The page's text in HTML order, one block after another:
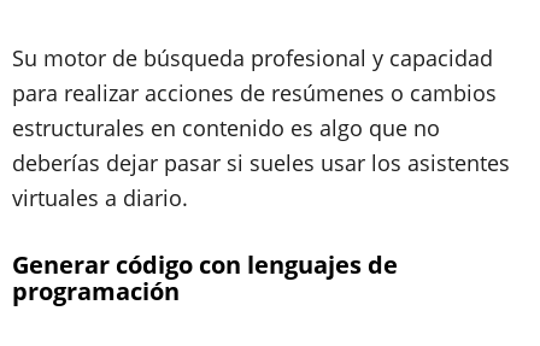
Su motor de búsqueda profesional y capacidad
para realizar acciones de resúmenes o cambios
estructurales en contenido es algo que no
deberías dejar pasar si sueles usar los asistentes
virtuales a diario.
Generar código con lenguajes de
programación